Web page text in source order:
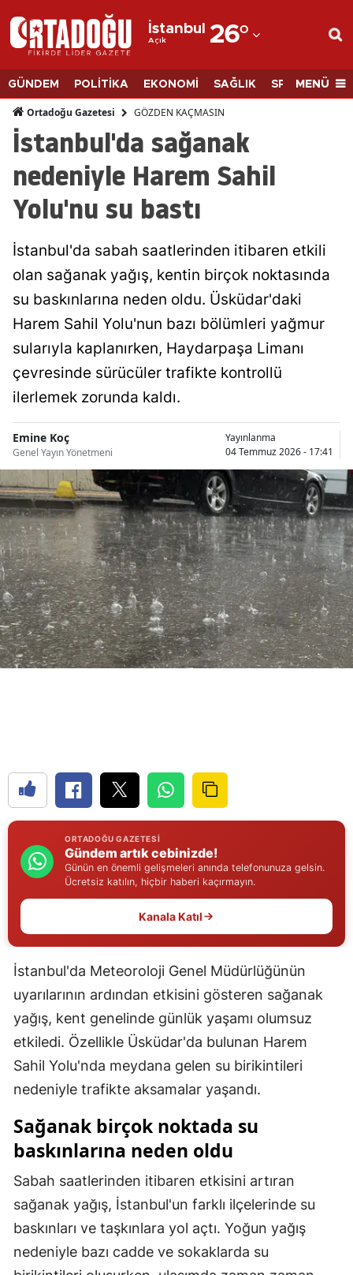
İstanbul
Açık 26°
Adana
Adıyaman
Afyonkarahisar
Ağrı
Amasya
Ankara
Antalya
Artvin
Aydın
Bilecik
Bingöl
Bolu
Burdur
Bursa
Çanakkale
Çankırı
Çorum
Denizli
Erzincan
Erzurum
Eskişehir
Gaziantep
Giresun
Hakkari
Hatay
Isparta
Mersin
İzmir
Kars
Kastamonu
Kayseri
GÜNDEM POLİTİKA EKONOMİ SAĞLIK SPORMENÜ
Ortadoğu Gazetesi GÖZDEN KAÇMASIN
İstanbul'da sağanak
nedeniyle Harem Sahil
Yolu'nu su bastı
İstanbul'da sabah saatlerinden itibaren etkili
olan sağanak yağış, kentin birçok noktasında
su baskınlarına neden oldu. Üsküdar'daki
Harem Sahil Yolu'nun bazı bölümleri yağmur
sularıyla kaplanırken, Haydarpaşa Limanı
çevresinde sürücüler trafikte kontrollü
ilerlemek zorunda kaldı.
Emine Koç
Genel Yayın Yönetmeni
Yayınlanma
04 Temmuz 2026 - 17:41
ORTADOĞU GAZETESI
Gündem artık cebinizde!
Günün en önemli gelişmeleri anında telefonunuza gelsin.
Ücretsiz katılın, hiçbir haberi kaçırmayın.
Kanala Katıl
İstanbul'da Meteoroloji Genel Müdürlüğünün
uyarılarının ardından etkisini gösteren sağanak
yağış, kent genelinde günlük yaşamı olumsuz
etkiledi. Özellikle Üsküdar'da bulunan Harem
Sahil Yolu'nda meydana gelen su birikintileri
nedeniyle trafikte aksamalar yaşandı.
Sağanak birçok noktada su
baskınlarına neden oldu
Sabah saatlerinden itibaren etkisini artıran
sağanak yağış, İstanbul'un farklı ilçelerinde su
baskınları ve taşkınlara yol açtı. Yoğun yağış
nedeniyle bazı cadde ve sokaklarda su